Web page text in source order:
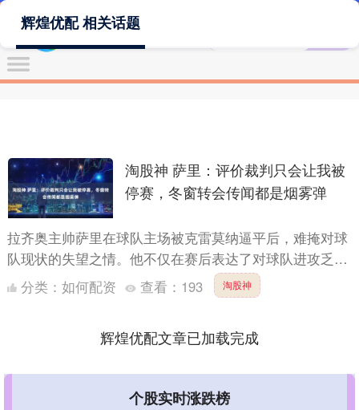
辉煌优配 相关话题
淘股神 萨里：评价裁判只会让我被
停赛，冬窗转会传闻都是烟雾弹
拉齐奥主帅萨里在球队主场被克雷莫纳逼平后，难掩对球
队现状的失望之情。他不仅在赛后表达了对球队进攻乏力
的担忧，更直接向俱乐部高层发出了引援需求。 “只收获
一场平局....
分类： 如何配资 查看： 193 淘股神
辉煌优配文章已加载完成
个股实时涨跌榜